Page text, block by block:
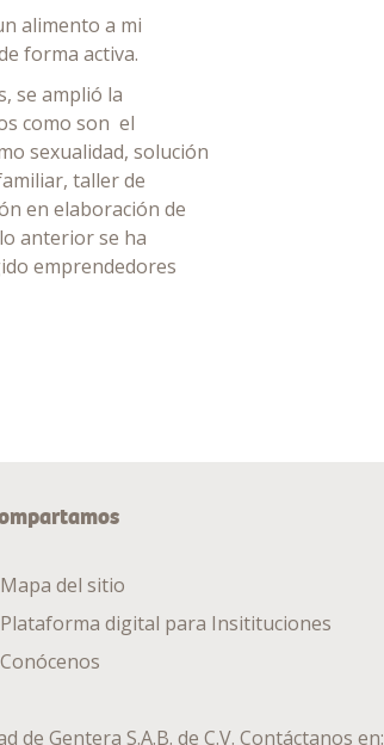
alimento a mi
forma activa.
se amplió la
como son el
sexualidad, solución
taller de
en elaboración de
anterior se ha
emprendedores
Mapa del sitio
Plataforma digital para Insitituciones
Conócenos
de Gentera S.A.B. de C.V. Contáctanos en: